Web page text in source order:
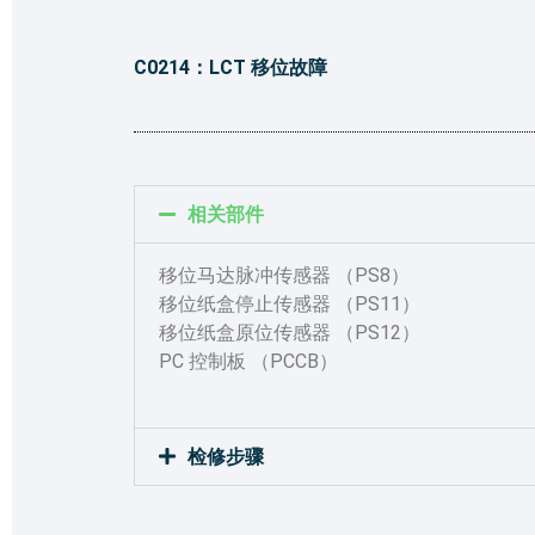
C0214：LCT 移位故障
相关部件
移位马达脉冲传感器 （PS8）
移位纸盒停止传感器 （PS11）
移位纸盒原位传感器 （PS12）
PC 控制板 （PCCB）
检修步骤